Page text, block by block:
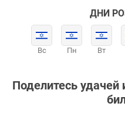
ДНИ
Вс Пн Вт
Поделитесь удачей